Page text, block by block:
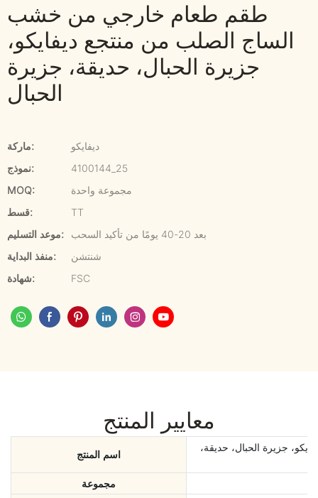
طقم طعام خارجي من خشب
الساج الصلب من منتجع ديفايكو،
جزيرة الحبال، حديقة، جزيرة
الحبال
ماركة:
ديفايكو
نموذج:
4100144_25
MOQ:
مجموعة واحدة
قسط:
TT
موعد التسليم:
بعد 20-40 يومًا من تأكيد السحب
منفذ البداية:
شنتشن
شهادة:
FSC
معايير المنتج
اسم المنتج
جزيرة الحبال، حديقة،
مجموعة